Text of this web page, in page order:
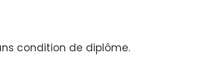
condition de diplôme.